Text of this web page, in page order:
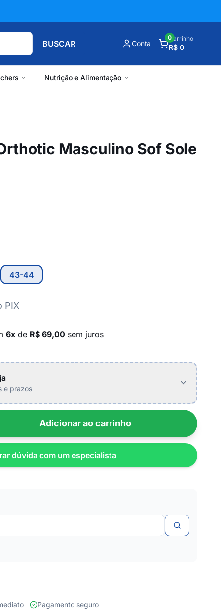
BUSCAR Conta
Carrinho
R$ 0
0
Nutrição e Alimentação
Masculino Sof Sole
43-44
PIX
6x de R$ 69,00 sem juros
e prazos
Adicionar ao carrinho
dúvida com um especialista
Pagamento seguro